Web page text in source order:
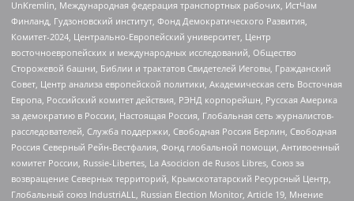
UnKremlin, Международная федерация транспортных рабочих, ИстЧам
Финланд, Гудзоновский институт, Фонд Демократического Развития,
Комитет-2024, Центрально-Европейский университет, Центр
восточноевропейских и международных исследований, Общество
Сторожевой башни, Библии и трактатов Свидетелей Иеговы, Гражданский
Совет, Центр анализа европейской политики, Академическая сеть Восточная
Европа, Российский комитет действия, РЭНД корпорейшн, Русская Америка
за демократию в России, Настоящая Россия, Глобальная сеть журналистов-
расследователей, Служба поддержки, Свободная Россия Берлин, Свободная
Россия Северный Рейн-Вестфалия, Фонд глобальной помощи, Антивоенный
комитет России, Russie-Libertes, La Asocicion de Rusos Libres, Союз за
возвращение Северных территорий, Крымскотатарский Ресурсный Центр,
Глобальный союз IndustriALL, Russian Election Monitor, Article 19, Мнение